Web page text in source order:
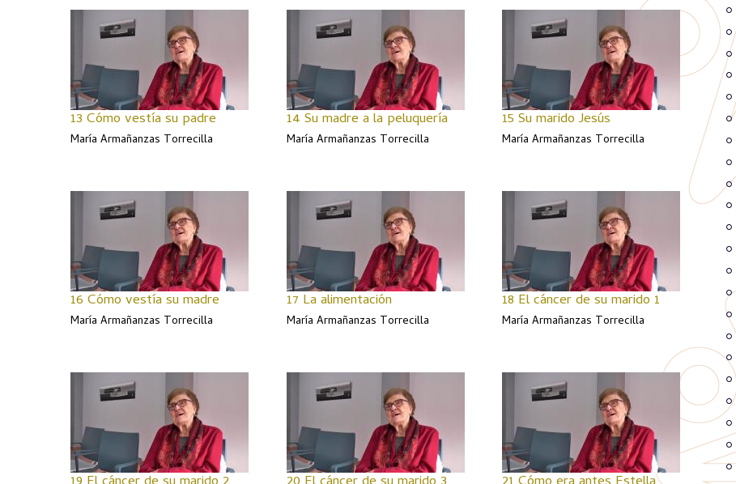
13 Cómo vestía su padre
María Armañanzas Torrecilla
14 Su madre a la peluquería
María Armañanzas Torrecilla
15 Su marido Jesús
María Armañanzas Torrecilla
16 Cómo vestía su madre
María Armañanzas Torrecilla
17 La alimentación
María Armañanzas Torrecilla
18 El cáncer de su marido 1
María Armañanzas Torrecilla